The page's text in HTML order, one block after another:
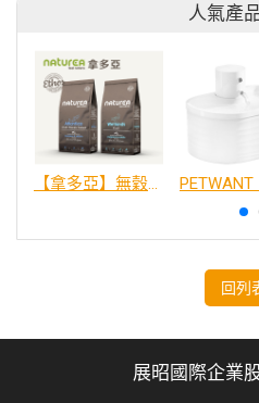
人氣產
【拿多亞】無穀低敏 犬糧
回列
展昭國際企業